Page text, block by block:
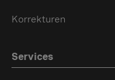
Korrekturen
Services